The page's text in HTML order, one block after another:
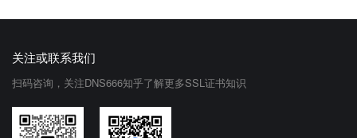
关注或联系我们
扫码咨询，关注DNS666知乎了解更多SSL证书知识